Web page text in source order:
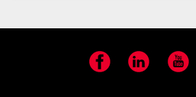
Facebook LinkedIn YouTube